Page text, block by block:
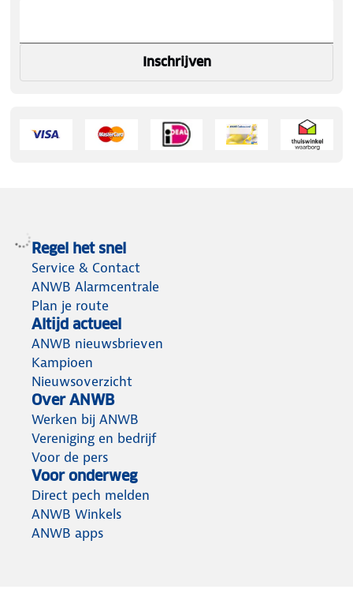
Inschrijven
Regel het snel
Service & Contact
ANWB Alarmcentrale
Plan je route
Altijd actueel
ANWB nieuwsbrieven
Kampioen
Nieuwsoverzicht
Over ANWB
Werken bij ANWB
Vereniging en bedrijf
Voor de pers
Voor onderweg
Direct pech melden
ANWB Winkels
ANWB apps